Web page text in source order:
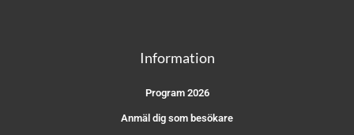
Information
Program 2026
Anmäl dig som besökare